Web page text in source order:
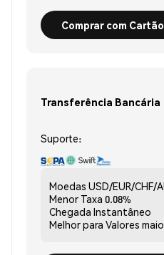
Comprar com
Transferência Bancária
Suporte:
Moedas USD/EUR/CHF/
Menor Taxa 0.08%
Chegada Instantâneo
Melhor para Valores